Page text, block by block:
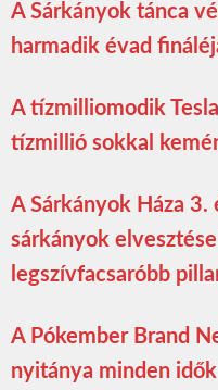
A Sárkányok tánca
harmadik évad
A tízmilliomodik
tízmillió sokkal
A Sárkányok Háza 3.
sárkányok
legszívfacsaróbb
A Pókember Brand
nyitánya minden